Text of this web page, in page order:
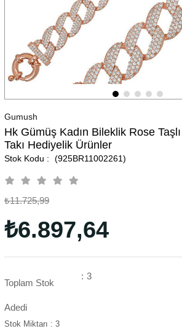
Gumush
Hk Gümüş Kadın Bileklik Rose
Takı Hediyelik Ürünler
(925BR11002261)
₺11.725,99
₺6.897,64
Toplam Stok
Adedi
: 3
Stok Miktarı : 3